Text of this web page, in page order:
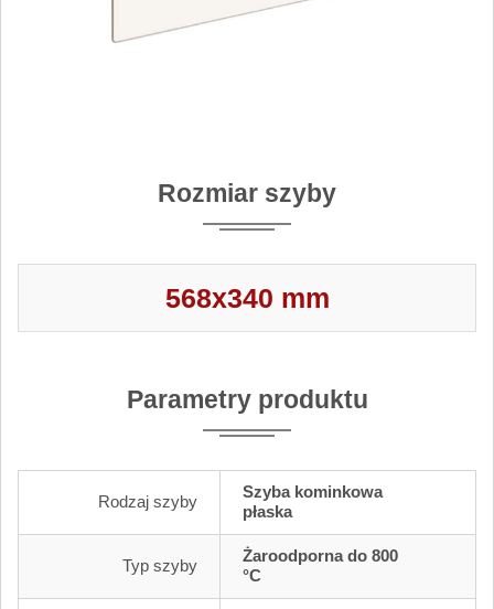
Rozmiar szyby
568x340 mm
Parametry produktu
Rodzaj szyby
Szyba kominkowa
płaska
Typ szyby
Żaroodporna do 800
°C